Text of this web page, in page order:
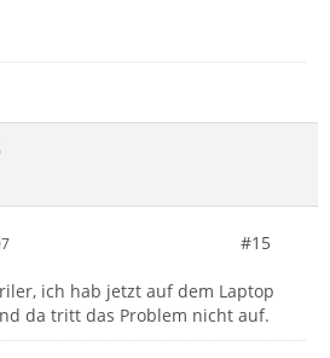
#15
ich hab jetzt auf dem Laptop
da tritt das Problem nicht auf.